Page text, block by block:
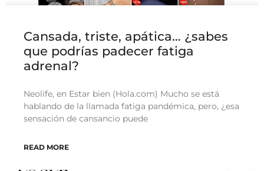
Cansada, triste, apática… ¿sabes
que podrías padecer fatiga
adrenal?
Neolife, en Estar bien (Hola.com) Mucho se está
hablando de la llamada fatiga pandémica, pero, ¿esa
sensación de cansancio puede
READ MORE